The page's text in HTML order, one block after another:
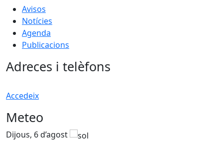
Avisos
Notícies
Agenda
Publicacions
Adreces i telèfons
Accedeix
Meteo
Dijous, 6 d’agost